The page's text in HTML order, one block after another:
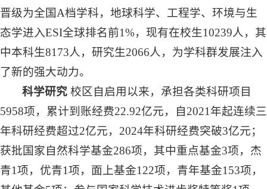
晋级为全国A档学科，地球科学、工程学、环境与生
态学进入ESI全球排名前1%，现有在校生10239人，其
中本科生8173人，研究生2066人，为学科群发展注入
了新的强大动力。
科学研究校区自启用以来，承担各类科研项目
5958项，累计到账经费22.92亿元，自2021年起连续三
年科研经费超过2亿元，2024年科研经费突破3亿元；
获批国家自然科学基金286项，其中重点基金3项，杰
青1项，优青1项，面上基金122项，青年基金153项，